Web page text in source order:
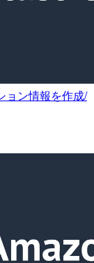
ョン情報を作成/